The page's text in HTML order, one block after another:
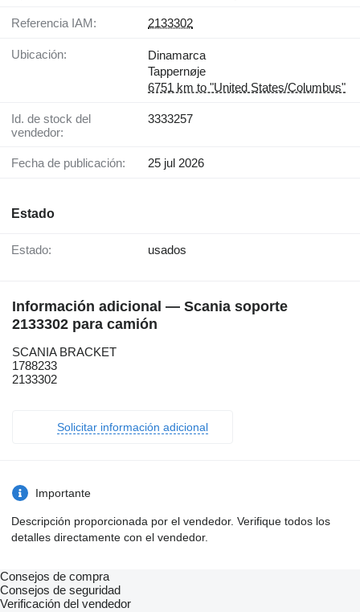
Referencia IAM: 2133302
Ubicación:
Dinamarca
Tappernøje
6751 km to "United States/Columbus"
Id. de stock del
vendedor:
3333257
Fecha de publicación: 25 jul 2026
Estado
Estado: usados
Información adicional — Scania soporte
2133302 para camión
SCANIA BRACKET
1788233
2133302
Solicitar información adicional
Importante
Descripción proporcionada por el vendedor. Verifique todos los
detalles directamente con el vendedor.
Consejos de compra
Consejos de seguridad
Verificación del vendedor